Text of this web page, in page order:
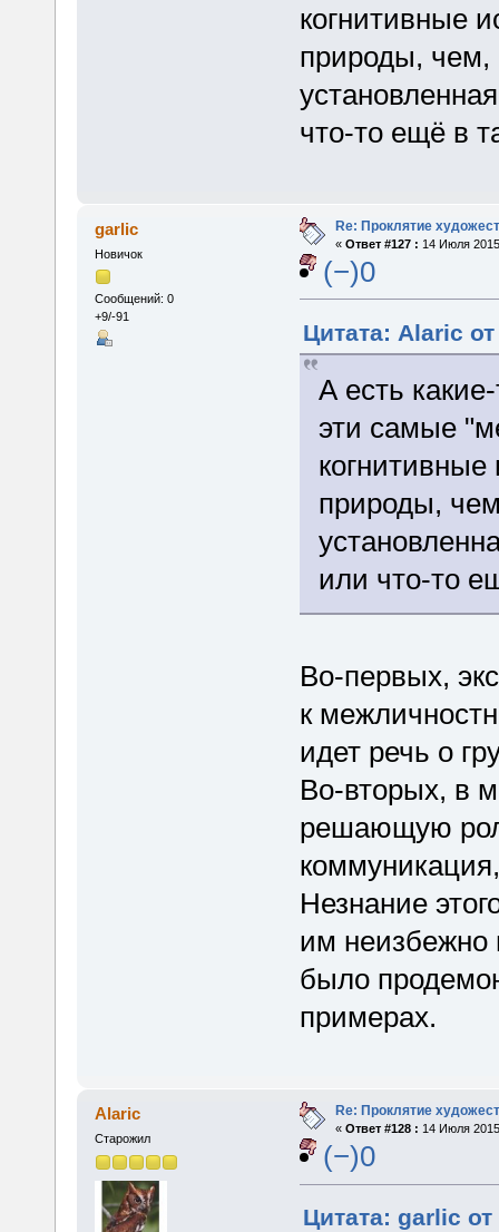
когнитивные
природы, чем,
что-то ещё в
garlic
Новичок
Сообщений: 0
+9/-91
Re: Проклятие
« Ответ #127 : 14 Июля
(−)0
Цитата: Alaric
А есть
эти самые
природы,
или что-то
Во-первых,
к
идет речь о
Во-вторых, в
решающую
Незнание
им неизбежно
было
примерах.
Alaric
Старожил
Re: Проклятие
« Ответ #128 : 14 Июля
(−)0
Цитата: garlic